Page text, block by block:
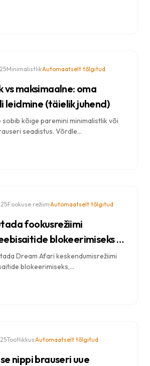
kohta.
·Minimalistlik·Automaatselt tõlgitud
vs maksimaalne: oma
leidmine (täielik juhend)
sobib kõige paremini minimalistlik või
seadistus. Võrdle
vahelehe kogemus.
·Fookuse režiim·Automaatselt tõlgitud
fookusrežiimi
blokeerimiseks ja
Dream Afari keskendumisrežiimi
blokeerimiseks,
sammult õpetus parimate tavadega.
·Tootlikkus·Automaatselt tõlgitud
nippi brauseri uue